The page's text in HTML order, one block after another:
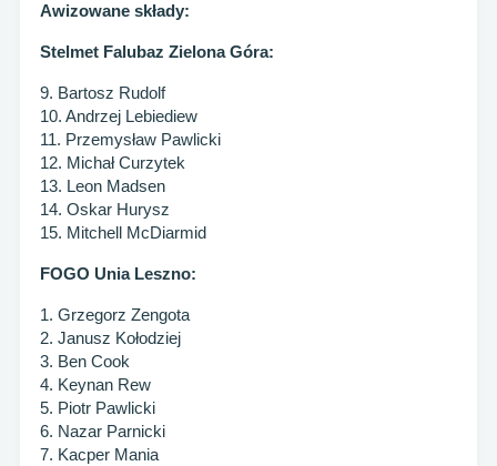
Awizowane składy:
Stelmet Falubaz Zielona Góra:
9. Bartosz Rudolf
10. Andrzej Lebiediew
11. Przemysław Pawlicki
12. Michał Curzytek
13. Leon Madsen
14. Oskar Hurysz
15. Mitchell McDiarmid
FOGO Unia Leszno:
1. Grzegorz Zengota
2. Janusz Kołodziej
3. Ben Cook
4. Keynan Rew
5. Piotr Pawlicki
6. Nazar Parnicki
7. Kacper Mania